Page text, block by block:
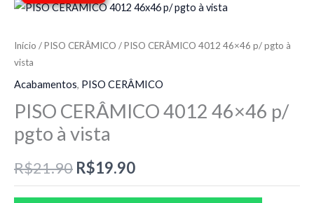
Início /PISO CERÂMICO / PISO CERÂMICO 4012 46×46 p/ pgto à
vista
Acabamentos, PISO CERÂMICO
PISO CERÂMICO 4012 46×46 p/
pgto à vista
R$21.90
O
preço
era:
R$21.90.
R$19.90
O
preço
é:
R$19.90.